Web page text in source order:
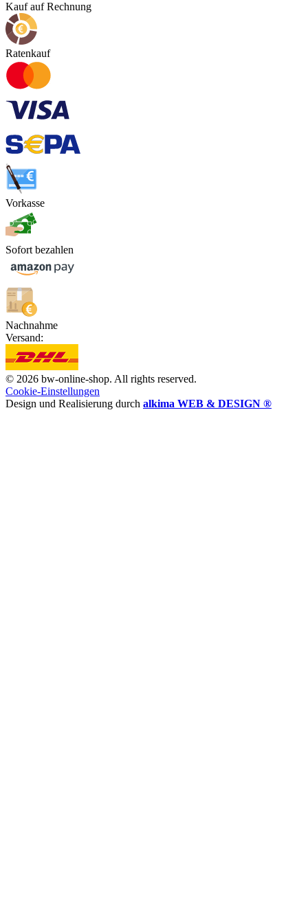
Kauf auf Rechnung
Ratenkauf
Vorkasse
Sofort bezahlen
Nachnahme
Versand:
© 2026 bw-online-shop. All rights reserved.
Cookie-Einstellungen
Design und Realisierung durch alkima WEB & DESIGN ®